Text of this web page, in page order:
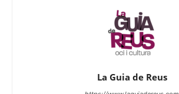
La Guia de Reus